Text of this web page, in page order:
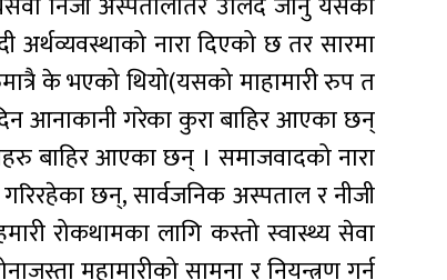
नारा दिएको छ तर सारमा
के भएको थियो(यसको माहामारी रुप त
आनाकानी गरेका कुरा बाहिर आएका छन्
बाहिर आएका छन् । समाजवादको नारा
छन्, सार्वजनिक अस्पताल र नीजी
रोकथामका लागि कस्तो स्वास्थ्य सेवा
महामारीको सामना र नियन्त्रण गर्न